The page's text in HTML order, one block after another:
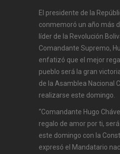
El presidente de la
conmemoró un año más
líder de la Revolución
Comandante Supremo,
enfatizó que el mejor
pueblo será la gran
de la Asamblea Nacional
realizarse este domingo.
“Comandante Hugo
regalo de amor por ti,
este domingo con la
expresó el Mandatario